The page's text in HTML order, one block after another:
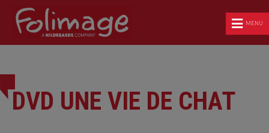
MENU
DVD UNE VIE DE CHAT